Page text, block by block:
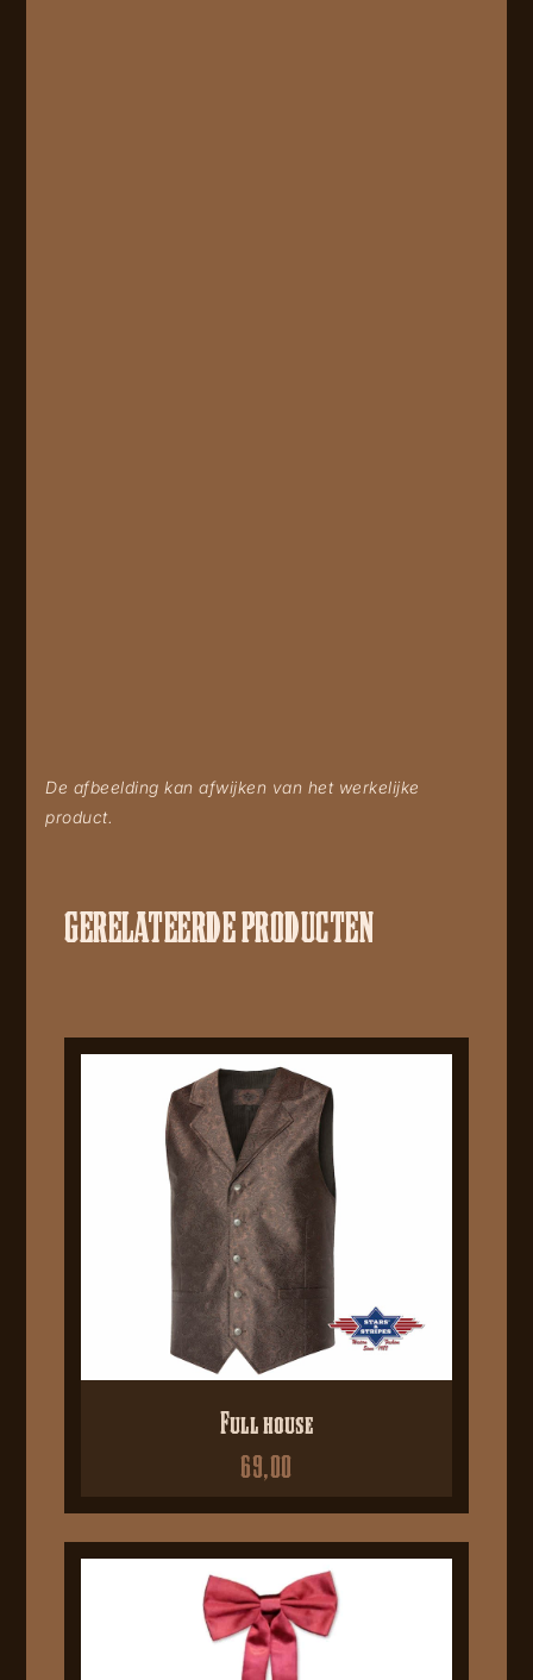
De afbeelding kan afwijken van het werkelijke
product.
GERELATEERDE PRODUCTEN
Full house
69,00